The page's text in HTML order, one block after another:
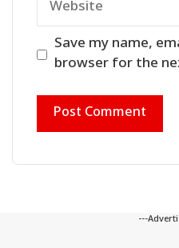
Save my name,
browser for the
---